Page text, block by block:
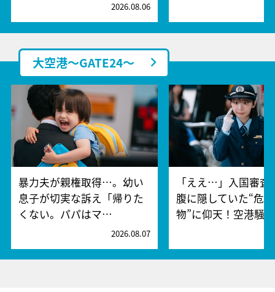
2026.08.06
大空港～GATE24～
暴力夫が親権取得…。幼い
息子が切実な訴え「帰りた
くない。パパはマ…
2026.08.07
「ええ…」入国審査
腹に隠していた“危
物”に仰天！空港騒